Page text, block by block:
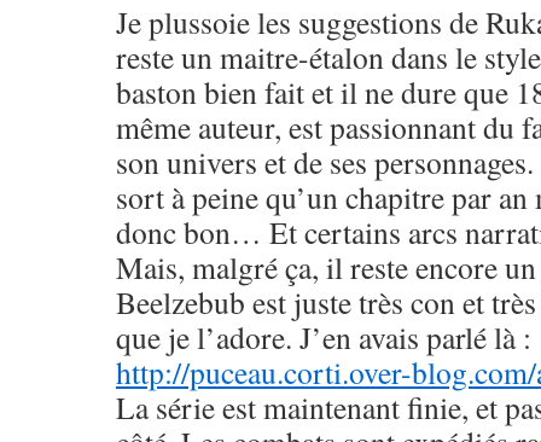
Je plussoie les suggestions de
reste un maitre-étalon dans le
baston bien fait et il ne dure que
même auteur, est passionnant du
son univers et de ses
sort à peine qu’un chapitre par
donc bon… Et certains arcs
Mais, malgré ça, il reste encore
Beelzebub est juste très con et
que je l’adore. J’en avais parlé là :
http://puceau.corti.over-
La série est maintenant finie, et